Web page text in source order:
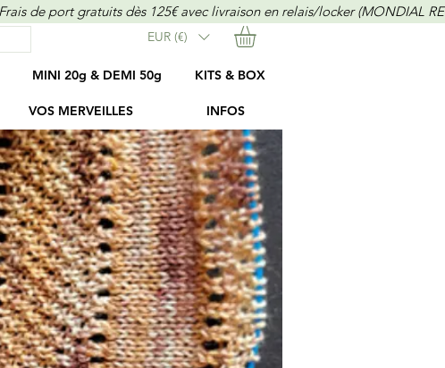
EUR (€)
MINI 20g & DEMI 50g KITS & BOX
VOS MERVEILLES INFOS